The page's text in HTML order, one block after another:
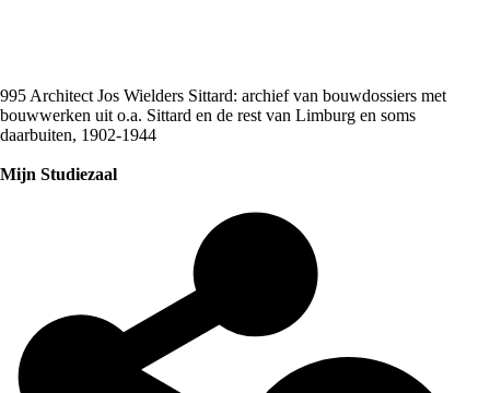
995 Architect Jos Wielders Sittard: archief van bouwdossiers met
bouwwerken uit o.a. Sittard en de rest van Limburg en soms
daarbuiten, 1902-1944
Mijn Studiezaal